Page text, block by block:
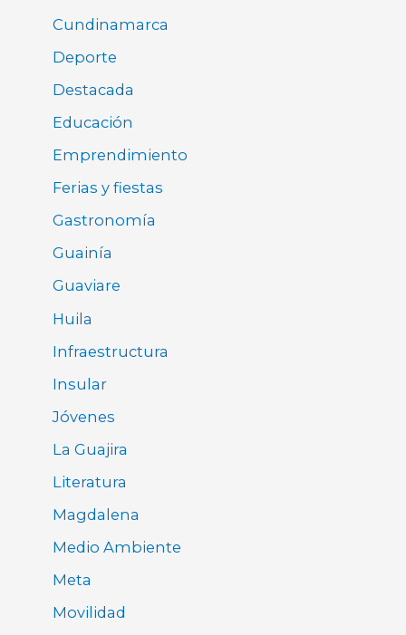
Cundinamarca
Deporte
Destacada
Educación
Emprendimiento
Ferias y fiestas
Gastronomía
Guainía
Guaviare
Huila
Infraestructura
Insular
Jóvenes
La Guajira
Literatura
Magdalena
Medio Ambiente
Meta
Movilidad